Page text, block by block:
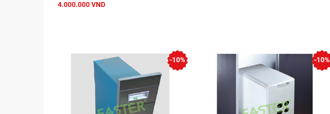
4.000.000 VND
-10% -10%